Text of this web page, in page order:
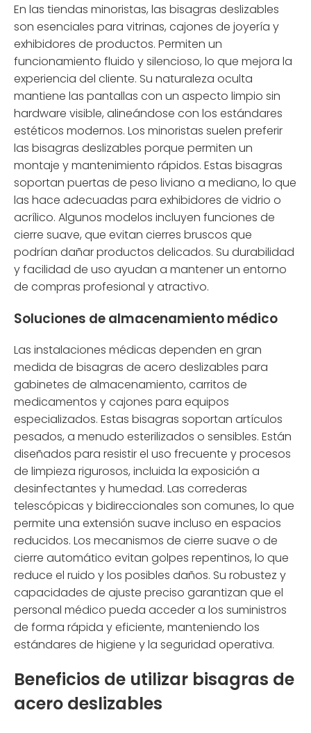
En las tiendas minoristas, las bisagras deslizables
son esenciales para vitrinas, cajones de joyería y
exhibidores de productos. Permiten un
funcionamiento fluido y silencioso, lo que mejora la
experiencia del cliente. Su naturaleza oculta
mantiene las pantallas con un aspecto limpio sin
hardware visible, alineándose con los estándares
estéticos modernos. Los minoristas suelen preferir
las bisagras deslizables porque permiten un
montaje y mantenimiento rápidos. Estas bisagras
soportan puertas de peso liviano a mediano, lo que
las hace adecuadas para exhibidores de vidrio o
acrílico. Algunos modelos incluyen funciones de
cierre suave, que evitan cierres bruscos que
podrían dañar productos delicados. Su durabilidad
y facilidad de uso ayudan a mantener un entorno
de compras profesional y atractivo.
Soluciones de almacenamiento médico
Las instalaciones médicas dependen en gran
medida de bisagras de acero deslizables para
gabinetes de almacenamiento, carritos de
medicamentos y cajones para equipos
especializados. Estas bisagras soportan artículos
pesados, a menudo esterilizados o sensibles. Están
diseñados para resistir el uso frecuente y procesos
de limpieza rigurosos, incluida la exposición a
desinfectantes y humedad. Las correderas
telescópicas y bidireccionales son comunes, lo que
permite una extensión suave incluso en espacios
reducidos. Los mecanismos de cierre suave o de
cierre automático evitan golpes repentinos, lo que
reduce el ruido y los posibles daños. Su robustez y
capacidades de ajuste preciso garantizan que el
personal médico pueda acceder a los suministros
de forma rápida y eficiente, manteniendo los
estándares de higiene y la seguridad operativa.
Beneficios de utilizar bisagras de
acero deslizables